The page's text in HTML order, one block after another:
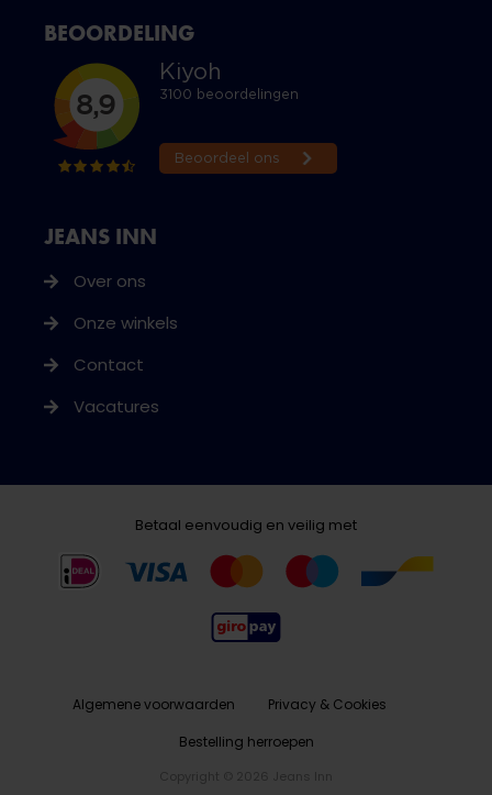
JEANS INN
Over ons
Onze winkels
Contact
Vacatures
BEOORDELING
Betaal eenvoudig en veilig met
Algemene voorwaarden
Privacy & Cookies
Bestelling herroepen